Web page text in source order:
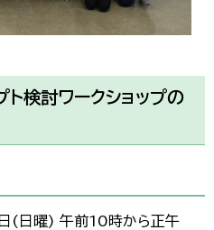
検討ワークショップの
(日曜) 午前10時から正午